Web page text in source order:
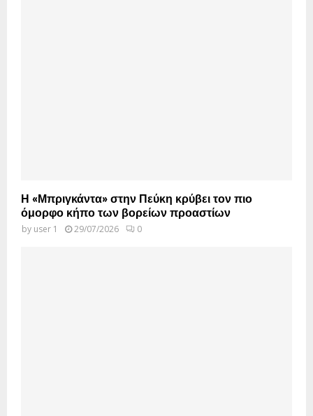
Η «Μπριγκάντα» στην Πεύκη κρύβει τον πιο
όμορφο κήπο των βορείων προαστίων
by user 1 29/07/2026 0